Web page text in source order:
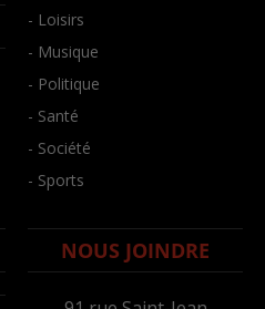
- Loisirs
- Musique
- Politique
- Santé
- Société
- Sports
NOUS JOINDRE